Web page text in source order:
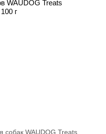
WAUDOG Treats
г